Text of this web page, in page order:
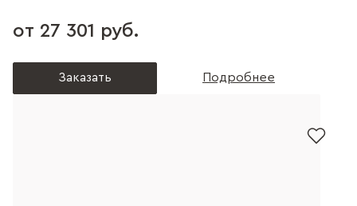
от 27 301 руб.
Заказать Подробнее